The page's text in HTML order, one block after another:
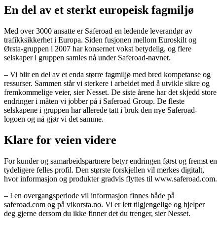
En del av et sterkt europeisk fagmiljø
Med over 3000 ansatte er Saferoad en ledende leverandør av
trafikksikkerhet i Europa. Siden fusjonen mellom Euroskilt og
Ørsta-gruppen i 2007 har konsernet vokst betydelig, og flere
selskaper i gruppen samles nå under Saferoad-navnet.
– Vi blir en del av et enda større fagmiljø med bred kompetanse og
ressurser. Sammen står vi sterkere i arbeidet med å utvikle sikre og
fremkommelige veier, sier Nesset. De siste årene har det skjedd store
endringer i måten vi jobber på i Saferoad Group. De fleste
selskapene i gruppen har allerede tatt i bruk den nye Saferoad-
logoen og nå gjør vi det samme.
Klare for veien videre
For kunder og samarbeidspartnere betyr endringen først og fremst en
tydeligere felles profil. Den største forskjellen vil merkes digitalt,
hvor informasjon og produkter gradvis flyttes til www.saferoad.com.
– I en overgangsperiode vil informasjon finnes både på
saferoad.com og på vikorsta.no. Vi er lett tilgjengelige og hjelper
deg gjerne dersom du ikke finner det du trenger, sier Nesset.